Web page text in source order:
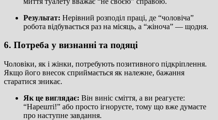
Результат: Нерівний розподіл праці, де “чоловіча”
робота відбувається раз на місяць, а “жіноча” — щодня.
6. Потреба у визнанні та подяці
Чоловіки, як і жінки, потребують позитивного підкріплення.
Якщо його внесок сприймається як належне, бажання
старатися зникає.
Як це виглядає: Він виніс сміття, а ви реагуєте:
“Нарешті!” або просто ігноруєте, тому що вже думаєте
про наступне завдання.